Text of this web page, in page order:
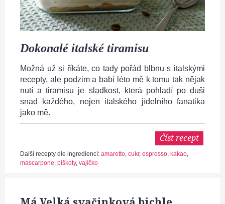
Dokonalé italské tiramisu
Možná už si říkáte, co tady pořád blbnu s italskými
recepty, ale podzim a babí léto mě k tomu tak nějak
nutí a tiramisu je sladkost, která pohladí po duši
snad každého, nejen italského jídelního fanatika
jako mě.
Číst recept
Další recepty dle ingrediencí: amaretto, cukr, espresso, kakao,
mascarpone, piškoty, vajíčko